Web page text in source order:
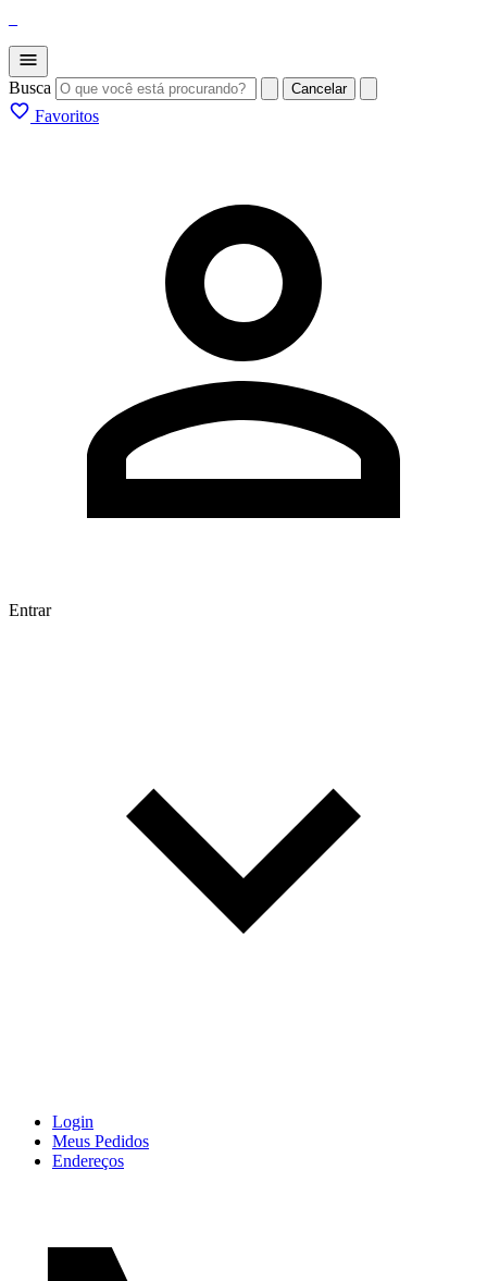
Busca Cancelar
Favoritos
Entrar
Login
Meus Pedidos
Endereços